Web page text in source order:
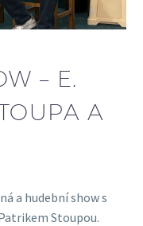
– E.
A
a hudební show s
Stoupou.